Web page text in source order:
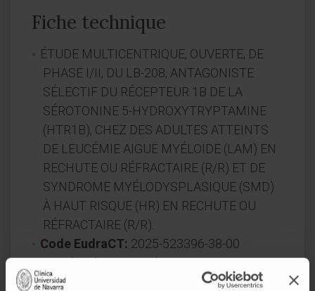
Fiche technique
ÉTUDE MULTICENTRIQUE, OUVERTE, DE
PHASE I/II, DU LB-208, ANTAGONISTE
SÉLECTIF DU RÉCEPTEUR 1B DE LA
SÉROTONINE 5-HYDROXYTRYPTAMINE
(HTR1B), CHEZ DES ADULTES ATTEINTS
DE LEUCÉMIE AIGUË MYÉLOÏDE (LAM) EN
RECHUTE OU RÉFRACTAIRE (R/R) ET DE
SYNDROME MYÉLODYSPLASIQUE (SMD)
À HAUT RISQUE (HR) EN RECHUTE OU
RÉFRACTAIRE (R/R).
Code EudraCT: 2025-523396-38-00
Numéro de protocole:LB208-1-002
Promoteur:
AOP Orphan pharmaceuticals